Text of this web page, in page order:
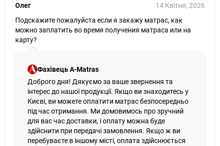
Олег
14 Квітня, 2026
Подскажите пожалуйста если я закажу матрас, как
можно заплатить во время получения матраса или на
карту?
Фахівець A-Matras
Доброго дня! Дякуємо за ваше звернення та
інтерес до нашої продукції. Якщо ви знаходитесь у
Києві, ви можете оплатити матрас безпосередньо
під час отримання. Ми домовимось про зручний
для вас час доставки, і оплату можна буде
здійснити при передачі замовлення. Якщо ж ви
перебуваєте в іншому місті, оплата здійснюється